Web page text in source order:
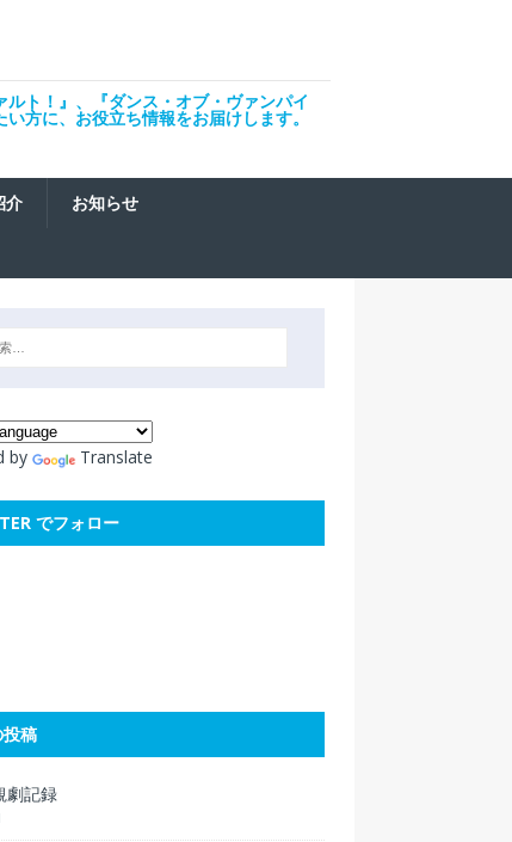
ト！』、『ダンス・オブ・ヴァンパイ
方に、お役立ち情報をお届けします。
介 お知らせ
by Translate
でフォロー
稿
劇記録